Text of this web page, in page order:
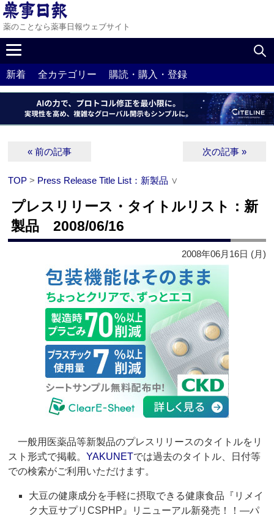
薬のことなら薬事日報ウェブサイト
新着 全カテゴリー 購読・購入・登録
« 前の記事 次の記事 »
TOP > Press Release Title List：新製品 ∨
プレスリリース・タイトルリスト：新
製品 2008/06/16
2008年06月16日 (月)
一般用医薬品等新製品のプレスリリースのタイトルをリ
スト形式で掲載。YAKUNETでは過去のタイトル、日付等
での検索がご利用いただけます。
大豆の健康成分を手軽に摂取できる健康食品『リメイ
ク大豆サプリCSPHP』リニューアル新発売！！―パ